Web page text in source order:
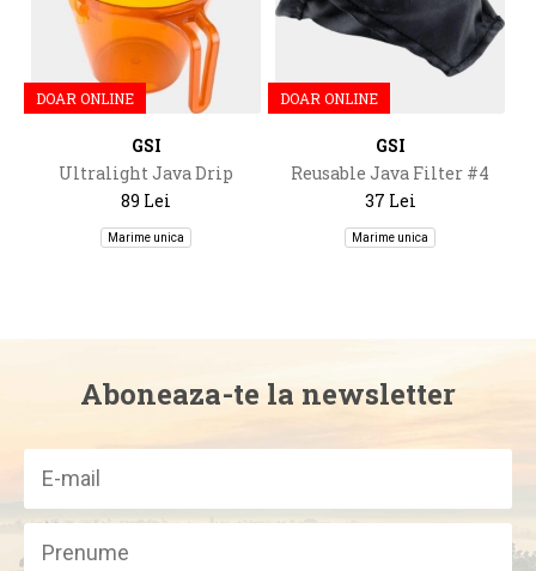
DOAR ONLINE
GSI
Ultralight Java Drip
89 Lei
Marime unica
DOAR ONLINE
GSI
Reusable Java Filter #4
37 Lei
Marime unica
Aboneaza-te la newsletter